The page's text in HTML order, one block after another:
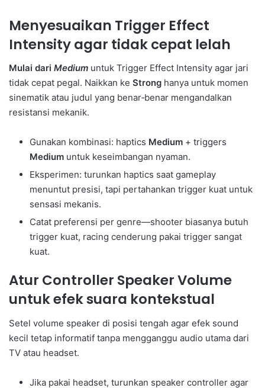
Menyesuaikan Trigger Effect
Intensity agar tidak cepat lelah
Mulai dari Medium untuk Trigger Effect Intensity agar jari
tidak cepat pegal. Naikkan ke Strong hanya untuk momen
sinematik atau judul yang benar‑benar mengandalkan
resistansi mekanik.
Gunakan kombinasi: haptics Medium + triggers
Medium untuk keseimbangan nyaman.
Eksperimen: turunkan haptics saat gameplay
menuntut presisi, tapi pertahankan trigger kuat untuk
sensasi mekanis.
Catat preferensi per genre—shooter biasanya butuh
trigger kuat, racing cenderung pakai trigger sangat
kuat.
Atur Controller Speaker Volume
untuk efek suara kontekstual
Setel volume speaker di posisi tengah agar efek sound
kecil tetap informatif tanpa mengganggu audio utama dari
TV atau headset.
Jika pakai headset, turunkan speaker controller agar